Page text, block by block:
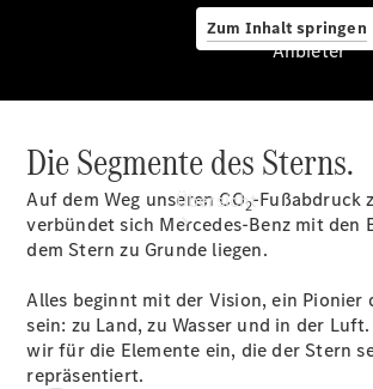
Zum Inhalt springen
Anbieter
Übersicht
Anbieter
Die Segmente des Sterns.
Auf dem Weg unseren CO2-Fußabdruck
verbündet sich Mercedes-Benz mit den
dem Stern zu Grunde liegen.
Alles beginnt mit der Vision, ein Pionier
sein: zu Land, zu Wasser und in der
wir für die Elemente ein, die der Stern
repräsentiert.